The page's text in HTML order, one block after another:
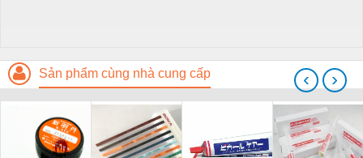
Sản phẩm cùng nhà cung cấp ‹ ›